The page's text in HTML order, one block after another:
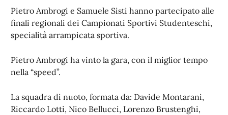
Pietro Ambrogi e Samuele Sisti hanno partecipato alle
finali regionali dei Campionati Sportivi Studenteschi,
specialità arrampicata sportiva.
Pietro Ambrogi ha vinto la gara, con il miglior tempo
nella “speed”.
La squadra di nuoto, formata da: Davide Montarani,
Riccardo Lotti, Nico Bellucci, Lorenzo Brustenghi,